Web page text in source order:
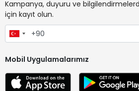
Kampanya, duyuru ve
için kayıt olun.
Mobil Uygulamalarımız